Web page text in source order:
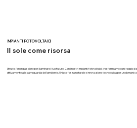
IMPIANTI FOTOVOLTAICI
Il sole come risorsa
Sfrutta l'energia solare per illuminare il tuo futuro. Con i nostri impianti fotovoltaici, trasformiamo ogni raggio di
attivamente alla salvaguardia dell'ambiente. Unisce forza naturale e innovazione tecnologica per un domani